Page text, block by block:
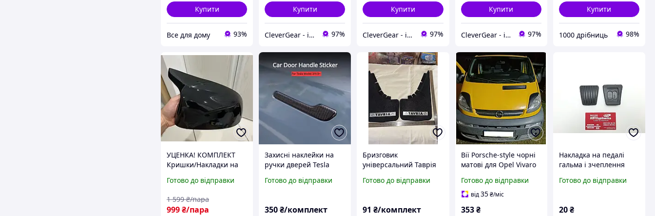
Купити
Все для дому 93%
Купити
CleverGear - інтернет-магазин, запчастини до побутової техніки, побутова хімія, автоаксесуари 97%
Купити
CleverGear - інтернет-магазин, запчастини до побутової техніки, побутова хімія, автоаксесуари 97%
Купити
CleverGear - інтернет-магазин, запчастини до побутової техніки, побутова хімія, автоаксесуари 97%
Купити
1000 дрібниць 98%
УЦЕНКА! КОМПЛЕКТ
Кришки/Накладки на
X4 G02 X5 G05 X6 G06
Готово до відправки
999₴/пара
1 599 ₴/пара
Захисні наклейки на
ручки дверей Tesla
карбон, 4 шт
Готово до відправки
350₴/комплект
Бризговик
універсальний Таврія
2шт
Готово до відправки
91 ₴/комплект
Вії Porsche-style чорні
матові для Opel Vivaro
Готово до відправки
від35 ₴/міс
353 ₴
Накладка на педалі
гальма і зчеплення
Готово до відправки
20₴